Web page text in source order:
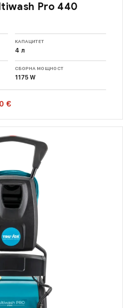
Pro 440
КАПАЦИТЕТ
4 л
СБОРНА МОЩНОСТ
1175 W
€